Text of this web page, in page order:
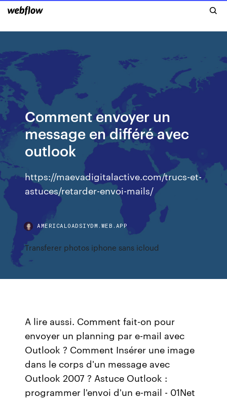
Comment envoyer un
message en différé avec
outlook
https://maevadigitalactive.com/trucs-et-
astuces/retarder-envoi-mails/
AMERICALOADSIYDM.WEB.APP
Transferer photos iphone sans icloud
A lire aussi. Comment fait-on pour
envoyer un planning par e-mail avec
Outlook ? Comment Insérer une image
dans le corps d'un message avec
Outlook 2007 ? Astuce Outlook :
programmer l'envoi d'un e-mail - 01Net